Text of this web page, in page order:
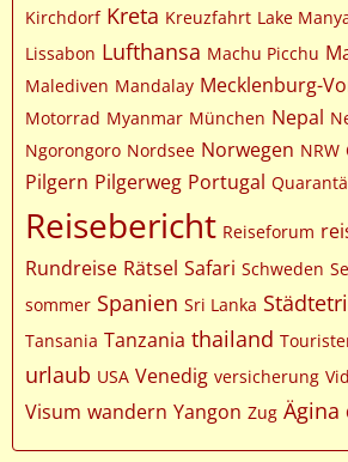
Kirchdorf Kreta Kreuzfahrt Lake
Lissabon Lufthansa Machu Picchu
Malediven Mandalay Mecklenburg-
Motorrad Myanmar München Nepal
Ngorongoro Nordsee Norwegen NRW
Pilgern Pilgerweg Portugal
Reisebericht Reiseforum
Rundreise Rätsel Safari Schweden
sommer Spanien Sri Lanka
Tansania Tanzania thailand
urlaub USA Venedig versicherung
Visum wandern Yangon Zug Ägina